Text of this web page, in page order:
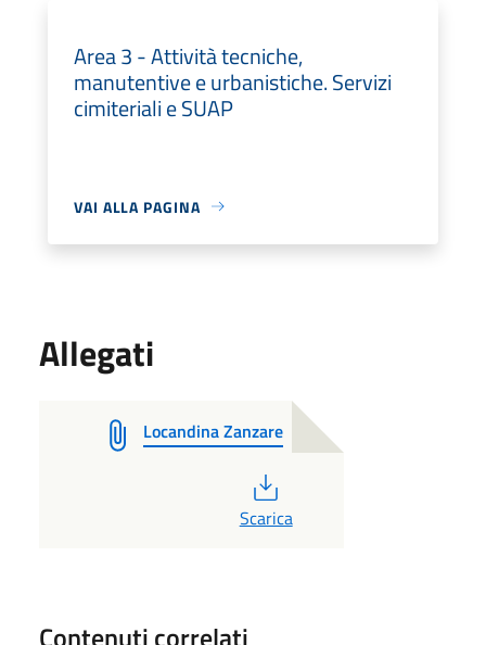
Area 3 - Attività tecniche,
manutentive e urbanistiche. Servizi
cimiteriali e SUAP
VAI ALLA PAGINA
Allegati
Locandina Zanzare
Scarica
Contenuti correlati